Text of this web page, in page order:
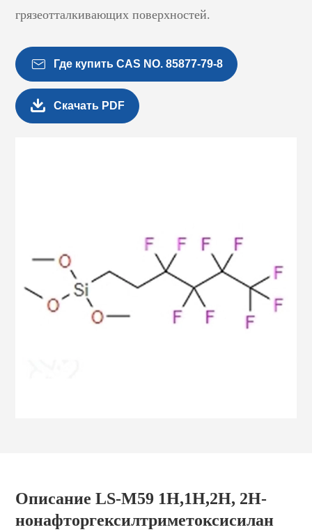
грязеотталкивающих поверхностей.
 Где купить CAS NO. 85877-79-8
 Скачать PDF
Описание LS-M59 1H,1H,2H, 2H-
нонафторгексилтриметоксисилан